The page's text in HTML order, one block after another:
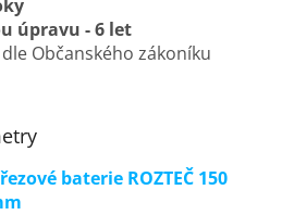
úpravu - 6 let
Občanského zákoníku
baterie ROZTEČ 150